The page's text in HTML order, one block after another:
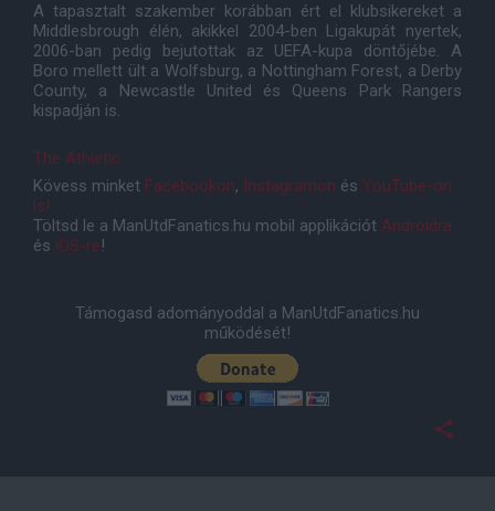
A tapasztalt szakember korábban ért el klubsikereket a
Middlesbrough élén, akikkel 2004-ben Ligakupát nyertek,
2006-ban pedig bejutottak az UEFA-kupa döntőjébe. A
Boro mellett ült a Wolfsburg, a Nottingham Forest, a Derby
County, a Newcastle United és Queens Park Rangers
kispadján is.
The Athletic
Kövess minket Facebookon, Instagramon és YouTube-on
is!
Töltsd le a ManUtdFanatics.hu mobil applikációt Androidra
és iOS-re!
Támogasd adományoddal a ManUtdFanatics.hu
működését!